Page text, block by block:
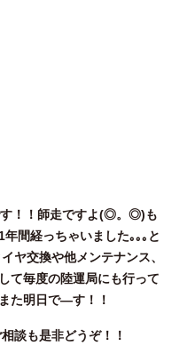
す！！師走ですよ(◎。◎)も
間経っちゃいました｡｡｡と
ヤ交換や他メンテナンス、
て毎度の陸運局にも行って
た明日で—す！！
談も是非どうぞ！！